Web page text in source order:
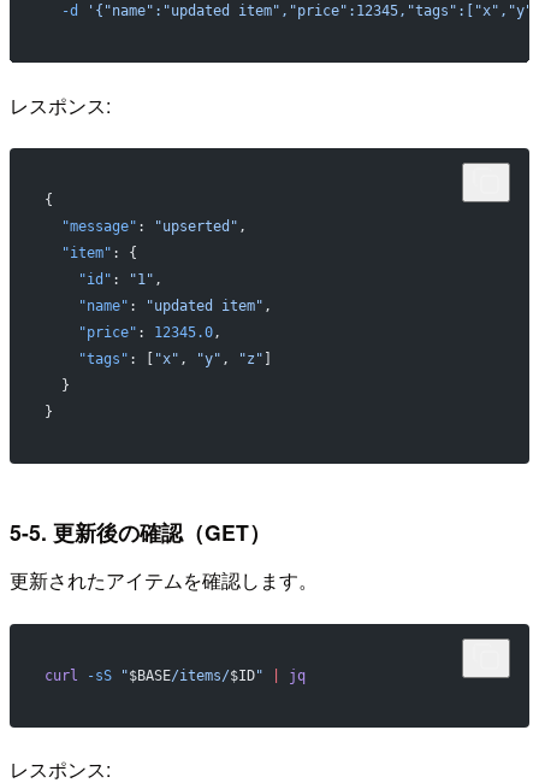
  -d
'{"name":"updated
レスポンス:
{
  "message"
: "upserted" ,
  "item"
: {
    "id"
: "1" ,
    "name"
: "updated item" ,
    "price"
: 12345.0,
    "tags"
: [ "x" , "y" , "z"
  }
}
5-5. 更新後の確認（GET）
更新されたアイテムを確認します。
curl -sS "$BASE/items/$ID" jq
レスポンス: